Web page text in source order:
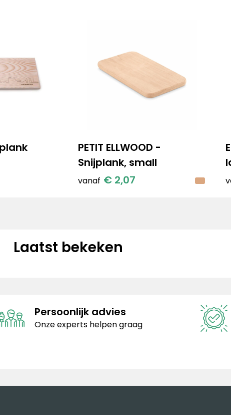
PETIT ELLWOOD -
Snijplank, small
vanaf € 2,07
Laatst bekeken
Persoonlijk advies
Onze experts helpen graag